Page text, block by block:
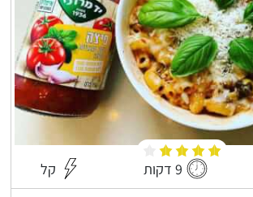
9 דקות קל